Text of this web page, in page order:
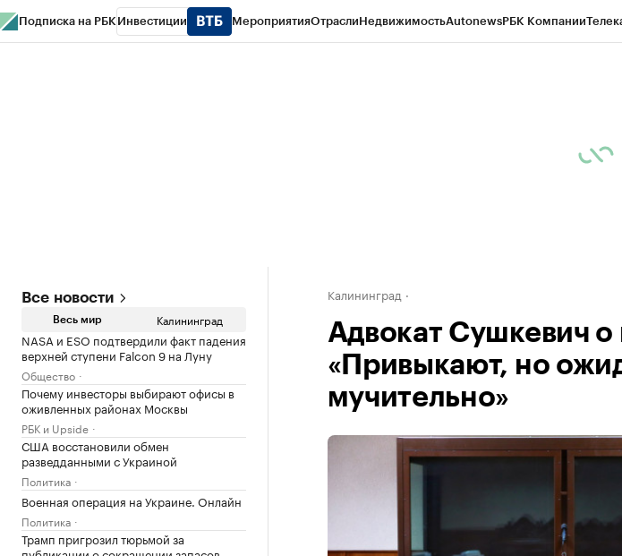
Подписка на РБК Инвестиции МероприятияОтраслиНедвижимостьAutonewsРБК Компании
Все новости
Весь мир Калининград
NASA и ESO подтвердили факт падения
верхней ступени Falcon 9 на Луну
Общество
Почему инвесторы выбирают офисы в
оживленных районах Москвы
РБК и Upside
США восстановили обмен
разведданными с Украиной
Политика
Военная операция на Украине. Онлайн
Политика
Трамп пригрозил тюрьмой за
Калининград
Адвокат Сушкевич
«Привыкают, но
мучительно»